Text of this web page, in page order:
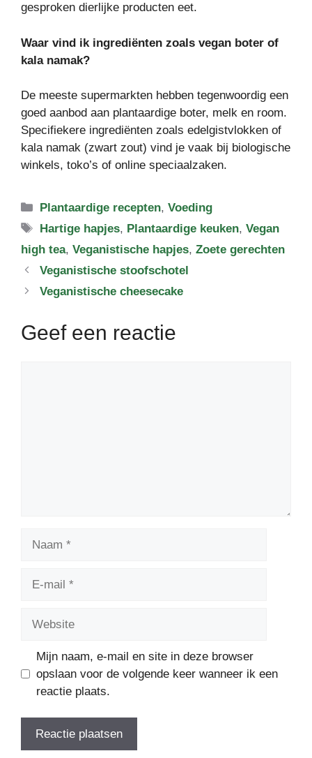
gesproken dierlijke producten eet.
Waar vind ik ingrediënten zoals vegan boter of
kala namak?
De meeste supermarkten hebben tegenwoordig een
goed aanbod aan plantaardige boter, melk en room.
Specifiekere ingrediënten zoals edelgistvlokken of
kala namak (zwart zout) vind je vaak bij biologische
winkels, toko’s of online speciaalzaken.
Categorieën
Plantaardige recepten,Voeding
Tags
Hartige hapjes, Plantaardige keuken,Vegan
high tea, Veganistische hapjes, Zoete gerechten
Veganistische stoofschotel
Veganistische cheesecake
Geef een reactie
Mijn naam, e-mail en site in deze browser
opslaan voor de volgende keer wanneer ik een
reactie plaats.